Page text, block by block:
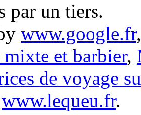
par un tiers.
www.google.fr
et barbier,
de voyage
www.lequeu.fr.